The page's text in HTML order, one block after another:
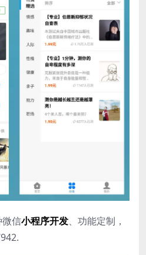
信小程序开发、功能定制，